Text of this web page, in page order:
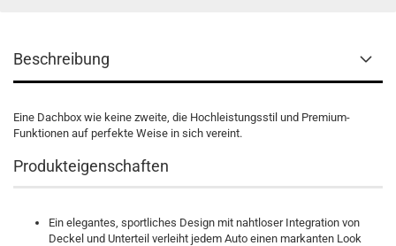
Beschreibung
Eine Dachbox wie keine zweite, die Hochleistungsstil und Premium-
Funktionen auf perfekte Weise in sich vereint.
Produkteigenschaften
Ein elegantes, sportliches Design mit nahtloser Integration von
Deckel und Unterteil verleiht jedem Auto einen markanten Look